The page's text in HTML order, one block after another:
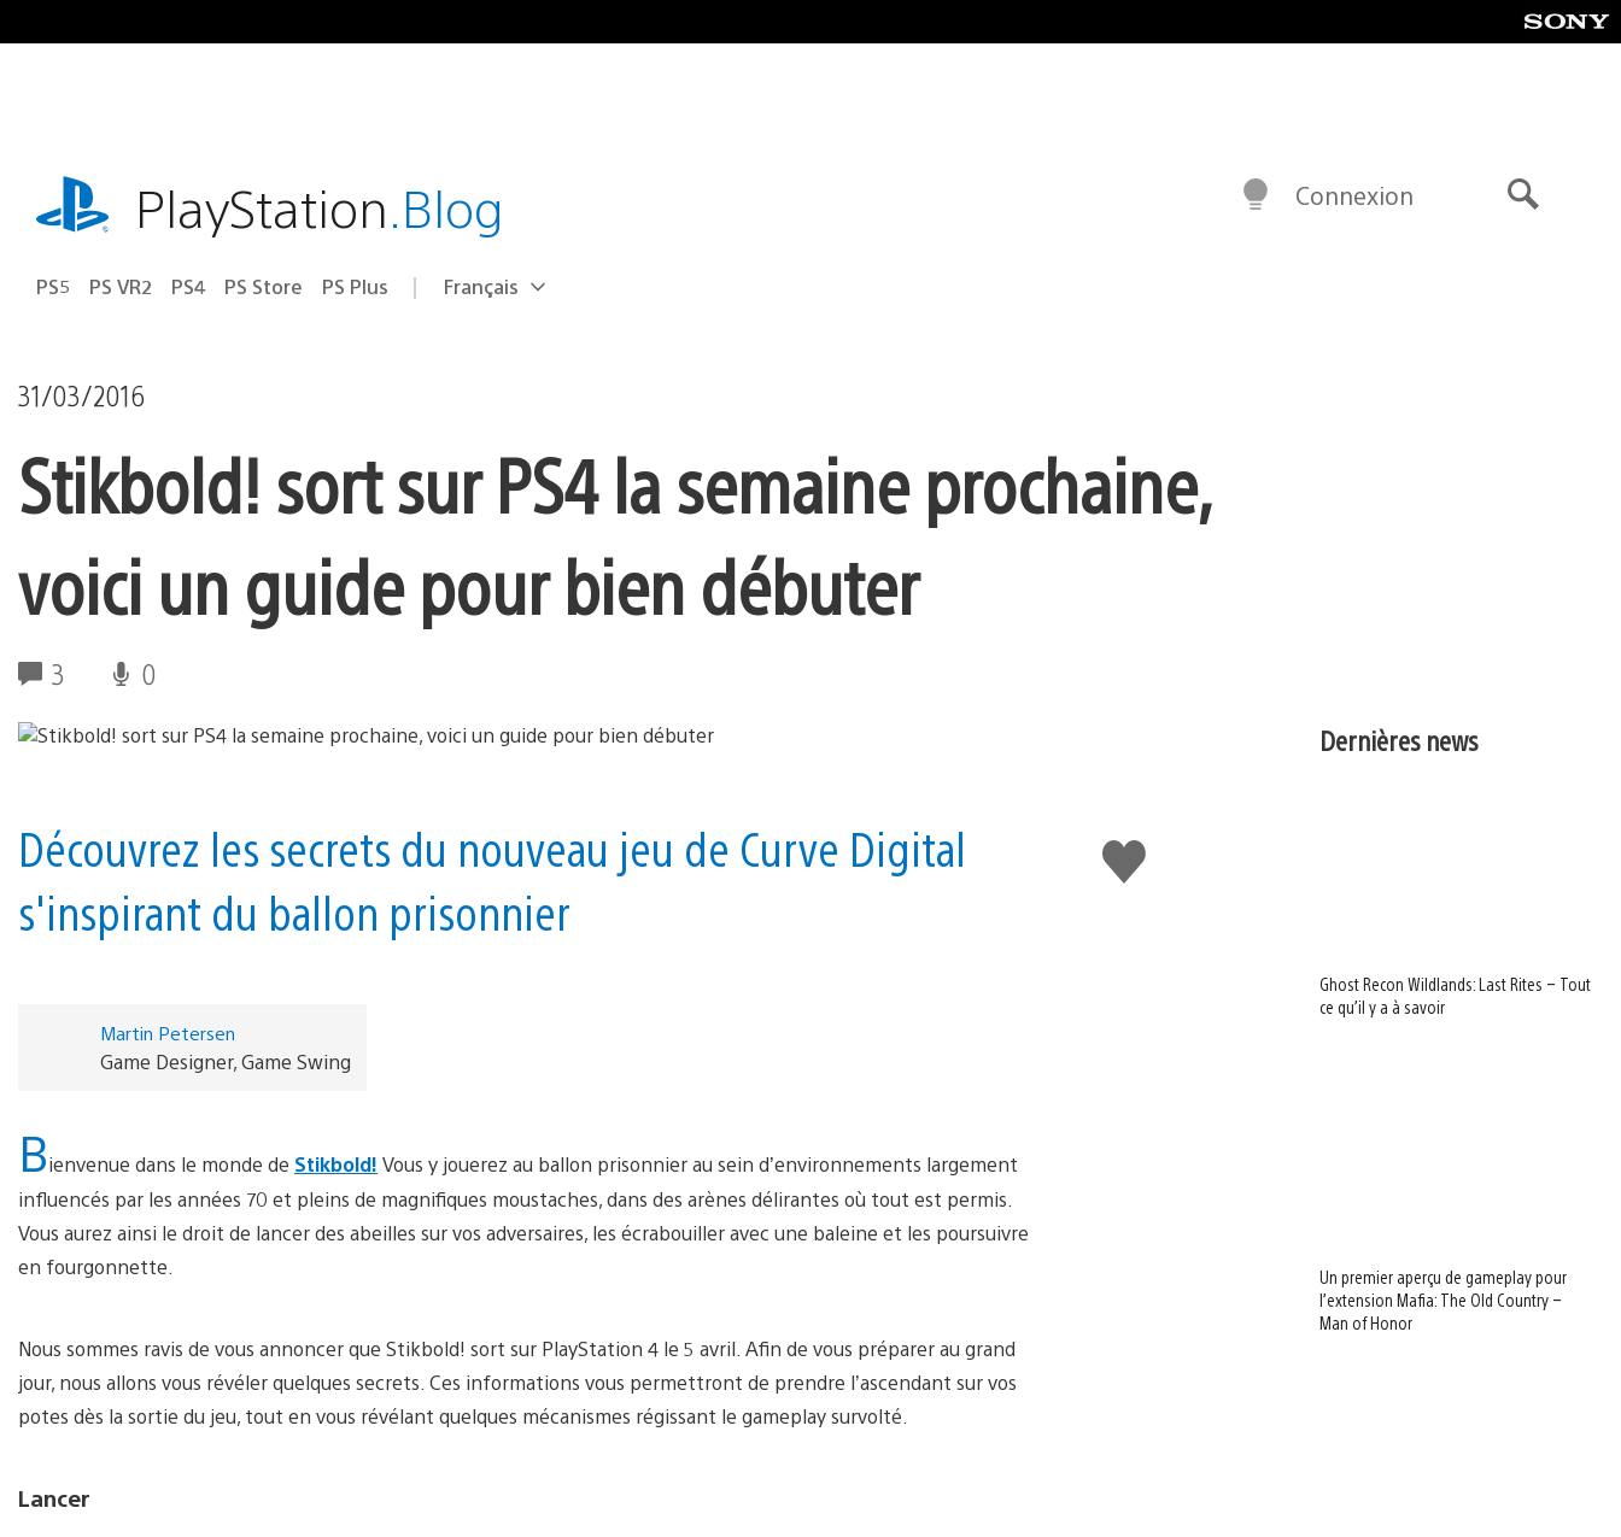
au
playstation.comPlayStation.Blog
PS5 PS VR2 PS4 PS Store PS Plus Choisir
Région
Français
Connexion
31/03/2016
Stikbold! sort sur PS4 la semaine prochaine,
voici un guide pour bien débuter
3 0
J'aime
Découvrez les secrets du nouveau jeu de Curve Digital
s'inspirant du ballon prisonnier
Martin Petersen
Game Designer, Game Swing
Bienvenue dans le monde de Stikbold! Vous y jouerez au ballon prisonnier au sein d’environnements largement
influencés par les années 70 et pleins de magnifiques moustaches, dans des arènes délirantes où tout est permis.
Vous aurez ainsi le droit de lancer des abeilles sur vos adversaires, les écrabouiller avec une baleine et les poursuivre
en fourgonnette.
Nous sommes ravis de vous annoncer que Stikbold! sort sur PlayStation 4 le 5 avril. Afin de vous préparer au grand
jour, nous allons vous révéler quelques secrets. Ces informations vous permettront de prendre l’ascendant sur vos
potes dès la sortie du jeu, tout en vous révélant quelques mécanismes régissant le gameplay survolté.
Lancer
Dernières news
Ghost Recon Wildlands: Last Rites – Tout
ce qu’il y a à savoir
Un premier aperçu de gameplay pour
l’extension Mafia: The Old Country –
Man of Honor